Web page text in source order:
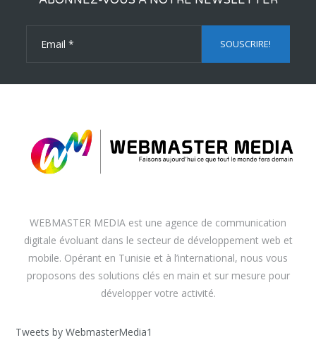
WEBMASTER MEDIA est une agence de communication
digitale évoluant dans le secteur de développement web et
mobile. Opérant en Tunisie et à l’international, nous vous
proposons des solutions clés en main et sur mesure pour
développer votre activité.
Tweets by WebmasterMedia1